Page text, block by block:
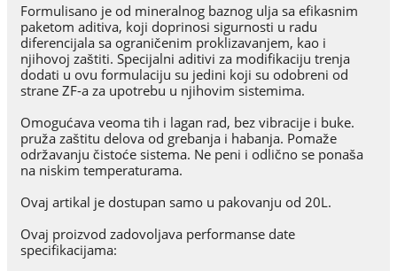
Formulisano je od mineralnog baznog ulja sa efikasnim
paketom aditiva, koji doprinosi sigurnosti u radu
diferencijala sa ograničenim proklizavanjem, kao i
njihovoj zaštiti. Specijalni aditivi za modifikaciju trenja
dodati u ovu formulaciju su jedini koji su odobreni od
strane ZF-a za upotrebu u njihovim sistemima.
Omogućava veoma tih i lagan rad, bez vibracije i buke.
pruža zaštitu delova od grebanja i habanja. Pomaže
održavanju čistoće sistema. Ne peni i odlično se ponaša
na niskim temperaturama.
Ovaj artikal je dostupan samo u pakovanju od 20L.
Ovaj proizvod zadovoljava performanse date
specifikacijama: